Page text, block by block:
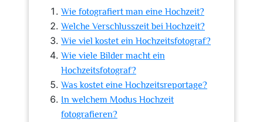
Wie fotografiert man eine Hochzeit?
Welche Verschlusszeit bei Hochzeit?
Wie viel kostet ein Hochzeitsfotograf?
Wie viele Bilder macht ein
Hochzeitsfotograf?
Was kostet eine Hochzeitsreportage?
In welchem Modus Hochzeit
fotografieren?